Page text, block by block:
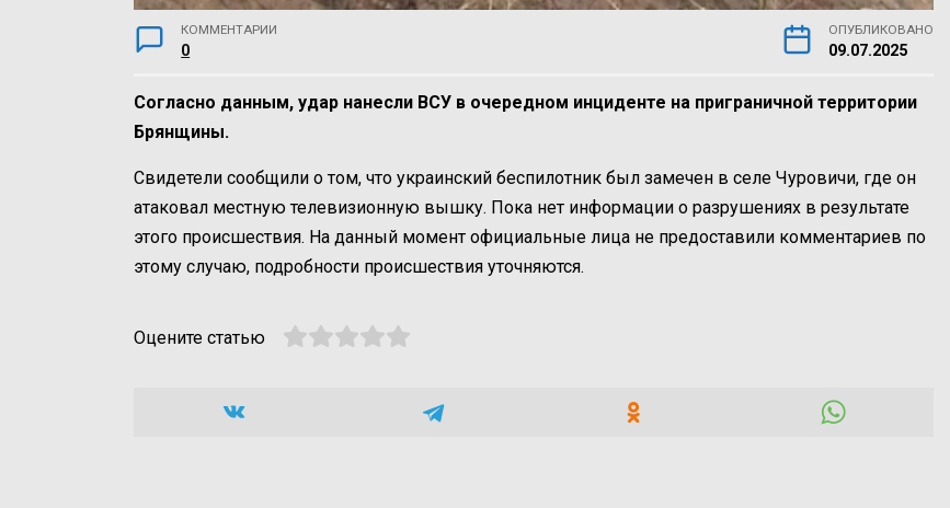
КОММЕНТАРИИ
0
ОПУБЛИКОВАНО
09.07.2025
Согласно данным, удар нанесли ВСУ в очередном инциденте на приграничной территории
Брянщины.
Свидетели сообщили о том, что украинский беспилотник был замечен в селе Чуровичи, где он
атаковал местную телевизионную вышку. Пока нет информации о разрушениях в результате
этого происшествия. На данный момент официальные лица не предоставили комментариев по
этому случаю, подробности происшествия уточняются.
Оцените статью